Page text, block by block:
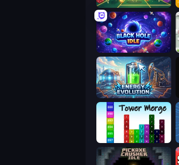
Just One More Roll
Black Hole Idle
Energy Evolution
Tower Merge